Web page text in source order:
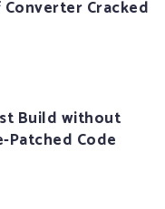
Cracked
Build without
Patched Code